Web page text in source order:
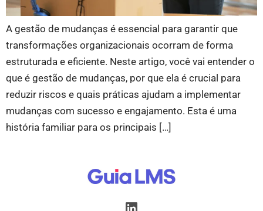
A gestão de mudanças é essencial para garantir que
transformações organizacionais ocorram de forma
estruturada e eficiente. Neste artigo, você vai entender o
que é gestão de mudanças, por que ela é crucial para
reduzir riscos e quais práticas ajudam a implementar
mudanças com sucesso e engajamento. Esta é uma
história familiar para os principais […]